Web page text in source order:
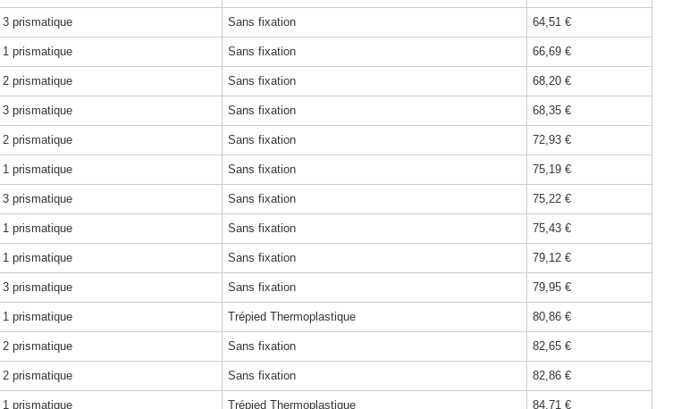
prismatique Sans fixation 64,51 €
prismatique Sans fixation 66,69 €
prismatique Sans fixation 68,20 €
prismatique Sans fixation 68,35 €
prismatique Sans fixation 72,93 €
prismatique Sans fixation 75,19 €
prismatique Sans fixation 75,22 €
prismatique Sans fixation 75,43 €
prismatique Sans fixation 79,12 €
prismatique Sans fixation 79,95 €
prismatique Trépied Thermoplastique 80,86 €
prismatique Sans fixation 82,65 €
prismatique Sans fixation 82,86 €
prismatique Trépied Thermoplastique 84,71 €